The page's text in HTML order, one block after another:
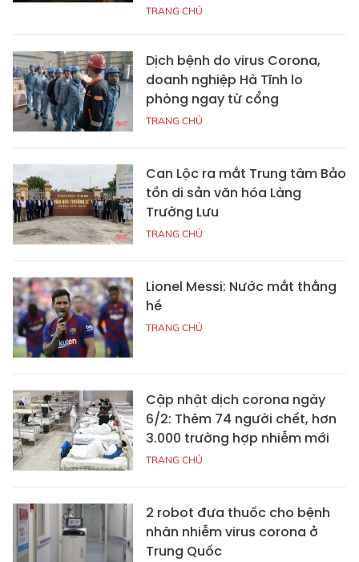
TRANG CHỦ
Dịch bệnh do virus Corona,
doanh nghiệp Hà Tĩnh lo
phòng ngay từ cổng
TRANG CHỦ
Can Lộc ra mắt Trung tâm Bảo
tồn di sản văn hóa Làng
Trường Lưu
TRANG CHỦ
Lionel Messi: Nước mắt thằng
hề
TRANG CHỦ
Cập nhật dịch corona ngày
6/2: Thêm 74 người chết, hơn
3.000 trường hợp nhiễm mới
TRANG CHỦ
2 robot đưa thuốc cho bệnh
nhân nhiễm virus corona ở
Trung Quốc